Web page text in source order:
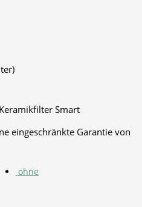
Smart
eingeschränkte Garantie von
ohne